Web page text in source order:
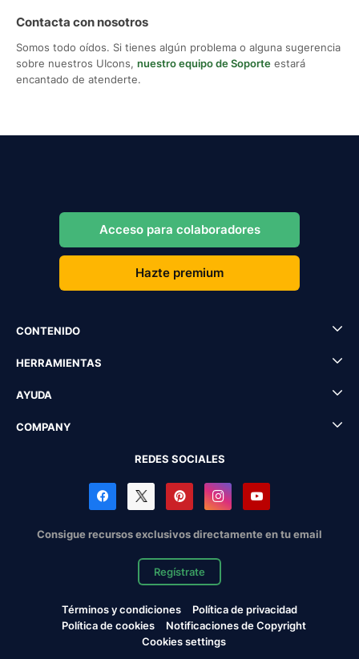
Contacta con nosotros
Somos todo oídos. Si tienes algún problema o alguna sugerencia
sobre nuestros UIcons, nuestro equipo de Soporte estará
encantado de atenderte.
Acceso para colaboradores
Hazte premium
CONTENIDO
HERRAMIENTAS
AYUDA
COMPANY
REDES SOCIALES
Consigue recursos exclusivos directamente en tu email
Regístrate
Términos y condiciones
Política de privacidad
Política de cookies
Notificaciones de Copyright
Cookies settings